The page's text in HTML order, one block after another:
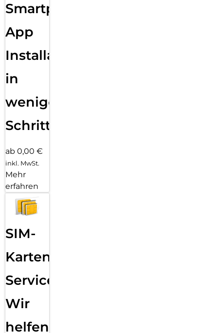
Smartphone
App
Installation
in
wenigen
Schritten
ab 0,00 €
inkl. MwSt.
Mehr
erfahren
SIM-
Karten
Service:
Wir
helfen